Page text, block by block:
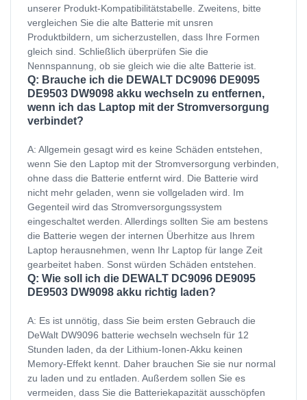
unserer Produkt-Kompatibilitätstabelle. Zweitens, bitte
vergleichen Sie die alte Batterie mit unsren
Produktbildern, um sicherzustellen, dass Ihre Formen
gleich sind. Schließlich überprüfen Sie die
Nennspannung, ob sie gleich wie die alte Batterie ist.
Q: Brauche ich die DEWALT DC9096 DE9095
DE9503 DW9098 akku wechseln zu entfernen,
wenn ich das Laptop mit der Stromversorgung
verbindet?
A: Allgemein gesagt wird es keine Schäden entstehen,
wenn Sie den Laptop mit der Stromversorgung verbinden,
ohne dass die Batterie entfernt wird. Die Batterie wird
nicht mehr geladen, wenn sie vollgeladen wird. Im
Gegenteil wird das Stromversorgungssystem
eingeschaltet werden. Allerdings sollten Sie am bestens
die Batterie wegen der internen Überhitze aus Ihrem
Laptop herausnehmen, wenn Ihr Laptop für lange Zeit
gearbeitet haben. Sonst würden Schäden entstehen.
Q: Wie soll ich die DEWALT DC9096 DE9095
DE9503 DW9098 akku richtig laden?
A: Es ist unnötig, dass Sie beim ersten Gebrauch die
DeWalt DW9096 batterie wechseln wechseln für 12
Stunden laden, da der Lithium-Ionen-Akku keinen
Memory-Effekt kennt. Daher brauchen Sie sie nur normal
zu laden und zu entladen. Außerdem sollen Sie es
vermeiden, dass Sie die Batteriekapazität ausschöpfen